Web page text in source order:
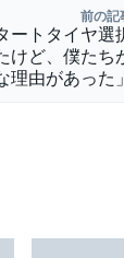
前の記
ートタイヤ選
けど、僕たち
由があった」